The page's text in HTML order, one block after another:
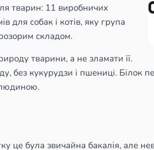
тварин: 11 виробничих
для собак і котів, яку група
складом.
тварини, а не зламати її.
без кукурудзи і пшениці. Білок
людиною.
це була звичайна бакалія, але